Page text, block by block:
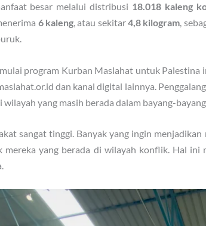
besar melalui distribusi 18.018 kaleng
6 kaleng, atau sekitar4,8 kilogram,
program Kurban Maslahat untuk Palestina
dan kanal digital lainnya.
wilayah yang masih berada dalam bayang-
sangat tinggi. Banyak yang ingin
yang berada di wilayah konflik. Hal ini